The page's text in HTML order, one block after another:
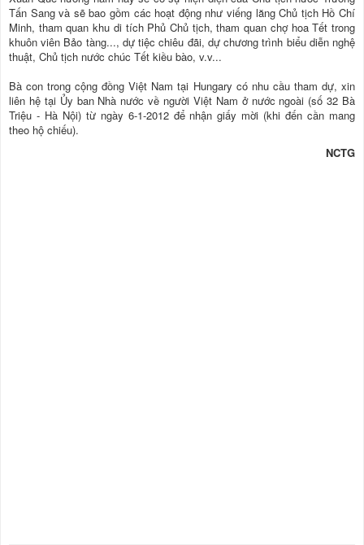
Tấn Sang và sẽ bao gồm các hoạt động như viếng lăng Chủ tịch Hồ Chí
Minh, tham quan khu di tích Phủ Chủ tịch, tham quan chợ hoa Tết trong
khuôn viên Bảo tàng..., dự tiệc chiêu đãi, dự chương trình biểu diễn nghệ
thuật, Chủ tịch nước chúc Tết kiều bào, v.v...
Bà con trong cộng đồng Việt Nam tại Hungary có nhu cầu tham dự, xin
liên hệ tại Ủy ban Nhà nước về người Việt Nam ở nước ngoài (số 32 Bà
Triệu - Hà Nội) từ ngày 6-1-2012 để nhận giấy mời (khi đến cần mang
theo hộ chiếu).
NCTG